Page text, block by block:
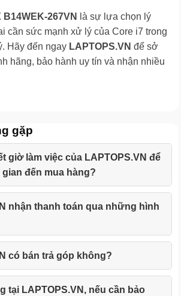
B14WEK-267VN
là sự lựa chọn lý
cần sức mạnh xử lý của Core i7 trong
Hãy đến ngay LAPTOPS.VN để sở
hãng, bảo hành uy tín và nhận nhiều
gặp
giờ làm việc của LAPTOPS.VN để
đến mua hàng?
nhận thanh toán qua những hình
có bán trả góp không?
tại LAPTOPS.VN, nếu cần bảo